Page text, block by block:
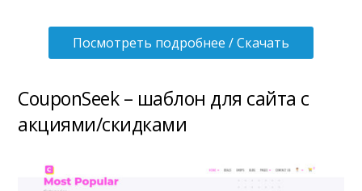
Посмотреть подробнее / Скачать
CouponSeek – шаблон для сайта с
акциями/скидками